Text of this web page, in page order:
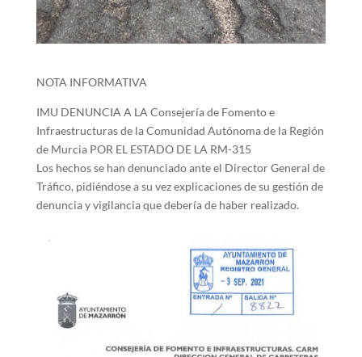
NOTA INFORMATIVA
IMU DENUNCIA A LA Consejería de Fomento e
Infraestructuras de la Comunidad Autónoma de la Región
de Murcia POR EL ESTADO DE LA RM-315
Los hechos se han denunciado ante el Director General de
Tráfico, pidiéndose a su vez explicaciones de su gestión de
denuncia y vigilancia que debería de haber realizado.